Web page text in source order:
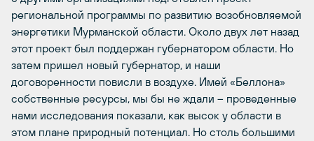
региональной программы по развитию возобновляемой
энергетики Мурманской области. Около двух лет назад
этот проект был поддержан губернатором области. Но
затем пришел новый губернатор, и наши
договоренности повисли в воздухе. Имей «Беллона»
собственные ресурсы, мы бы не ждали – проведенные
нами исследования показали, как высок у области в
этом плане природный потенциал. Но столь большими